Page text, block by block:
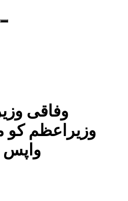
وفاقی
وزیراعظم کو
واپس